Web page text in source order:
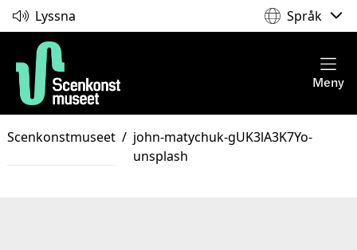
Lyssna Språk
Meny
Scenkonstmuseet / john-matychuk-gUK3lA3K7Yo-
unsplash